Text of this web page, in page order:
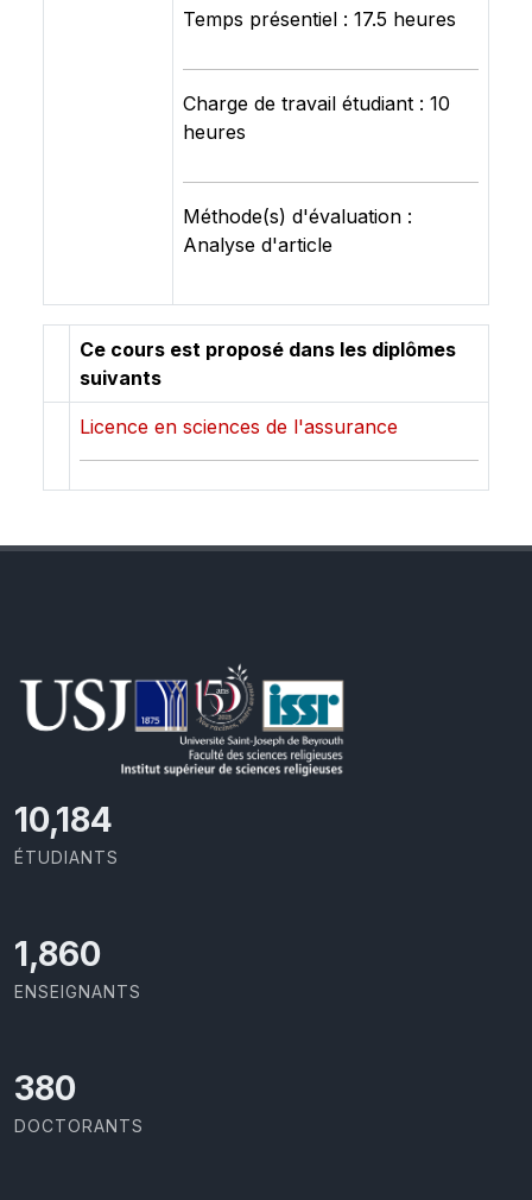
Temps présentiel : 17.5 heures
Charge de travail étudiant : 10
heures
Méthode(s) d'évaluation :
Analyse d'article
Ce cours est proposé dans les diplômes
suivants
Licence en sciences de l'assurance
10,801
ÉTUDIANTS
1,973
ENSEIGNANTS
403
DOCTORANTS